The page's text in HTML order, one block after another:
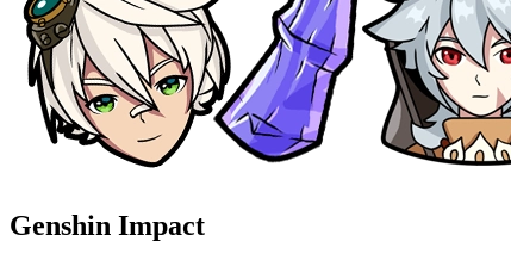
Genshin Impact